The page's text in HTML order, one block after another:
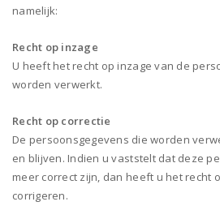
namelijk:
Recht op inzage
U heeft het recht op inzage van de
worden verwerkt.
Recht op correctie
De persoonsgegevens die worden
en blijven. Indien u vaststelt dat deze
meer correct zijn, dan heeft u het recht
corrigeren.